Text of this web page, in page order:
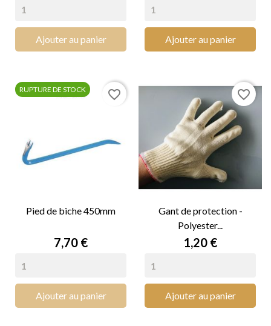
Ajouter au panier Ajouter au panier
Pied de biche 450mm
Prix
7,70 €
Ajouter au panier
RUPTURE DE STOCK favorite_border
Gant de protection -
Polyester...
Prix
1,20 €
Ajouter au panier
favorite_border